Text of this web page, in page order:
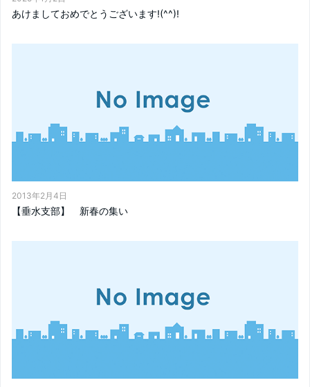
あけましておめでとうございます!(^^)!
2013年2月4日
【垂水支部】 新春の集い